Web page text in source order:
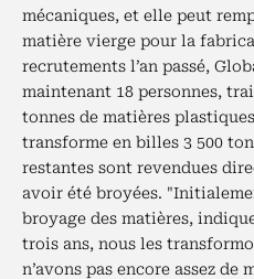
mécaniques, et elle peut
matière vierge pour la
recrutements l’an passé,
maintenant 18 personnes,
tonnes de matières
transforme en billes 3 500
restantes sont revendues
avoir été broyées.
broyage des matières,
trois ans, nous les
n’avons pas encore assez